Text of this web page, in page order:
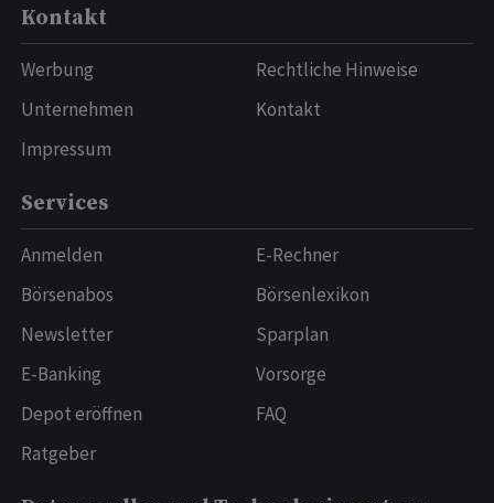
Kontakt
Werbung
Unternehmen
Impressum
Rechtliche Hinweise
Kontakt
Services
Anmelden
Börsenabos
Newsletter
E-Banking
Depot eröffnen
Ratgeber
E-Rechner
Börsenlexikon
Sparplan
Vorsorge
FAQ